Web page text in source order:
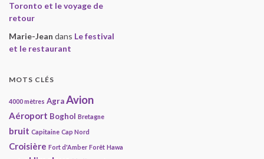
Toronto et le voyage de
retour
Marie-Jean dans Le festival
et le restaurant
MOTS CLÉS
4000 mètres AgraAvion
Aéroport Boghol Bretagne
bruit Capitaine Cap Nord
Croisière Fort d'Amber Forêt Hawa